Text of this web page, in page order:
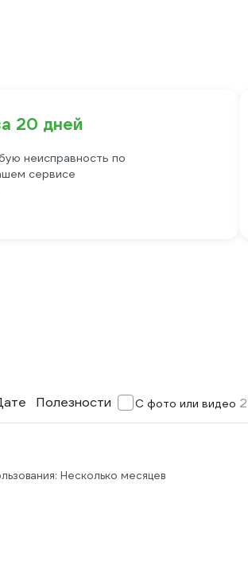
20 дней
неисправность по
сервисе
Полезности С фото или видео 2
Несколько месяцев